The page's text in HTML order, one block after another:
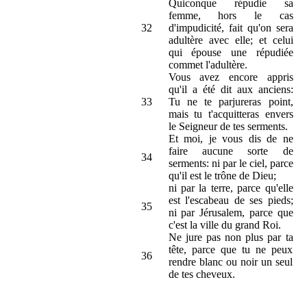
32
Quiconque répudie sa
femme, hors le cas
d'impudicité, fait qu'on sera
adultère avec elle; et celui
qui épouse une répudiée
commet l'adultère.
33
Vous avez encore appris
qu'il a été dit aux anciens:
Tu ne te parjureras point,
mais tu t'acquitteras envers
le Seigneur de tes serments.
34
Et moi, je vous dis de ne
faire aucune sorte de
serments: ni par le ciel, parce
qu'il est le trône de Dieu;
35
ni par la terre, parce qu'elle
est l'escabeau de ses pieds;
ni par Jérusalem, parce que
c'est la ville du grand Roi.
36
Ne jure pas non plus par ta
tête, parce que tu ne peux
rendre blanc ou noir un seul
de tes cheveux.